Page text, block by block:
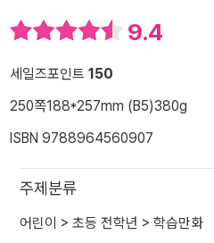
9.4
세일즈포인트 150
250쪽188*257mm (B5)380g
ISBN 9788964560907
주제분류
어린이 > 초등 전학년 > 학습만화